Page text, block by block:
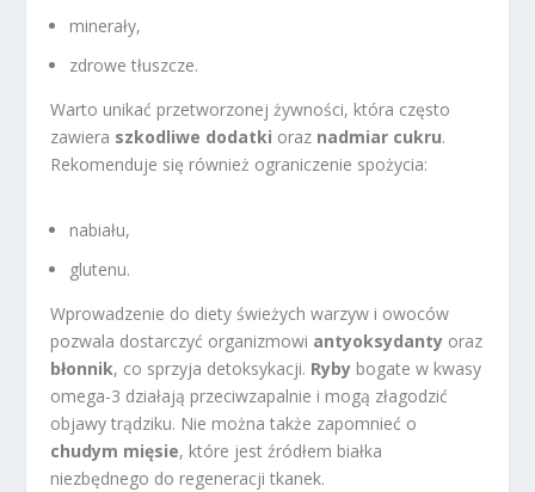
minerały,
zdrowe tłuszcze.
Warto unikać przetworzonej żywności, która często
zawiera szkodliwe dodatki oraz nadmiar cukru.
Rekomenduje się również ograniczenie spożycia:
nabiału,
glutenu.
Wprowadzenie do diety świeżych warzyw i owoców
pozwala dostarczyć organizmowi antyoksydanty oraz
błonnik, co sprzyja detoksykacji. Ryby bogate w kwasy
omega-3 działają przeciwzapalnie i mogą złagodzić
objawy trądziku. Nie można także zapomnieć o
chudym mięsie, które jest źródłem białka
niezbędnego do regeneracji tkanek.